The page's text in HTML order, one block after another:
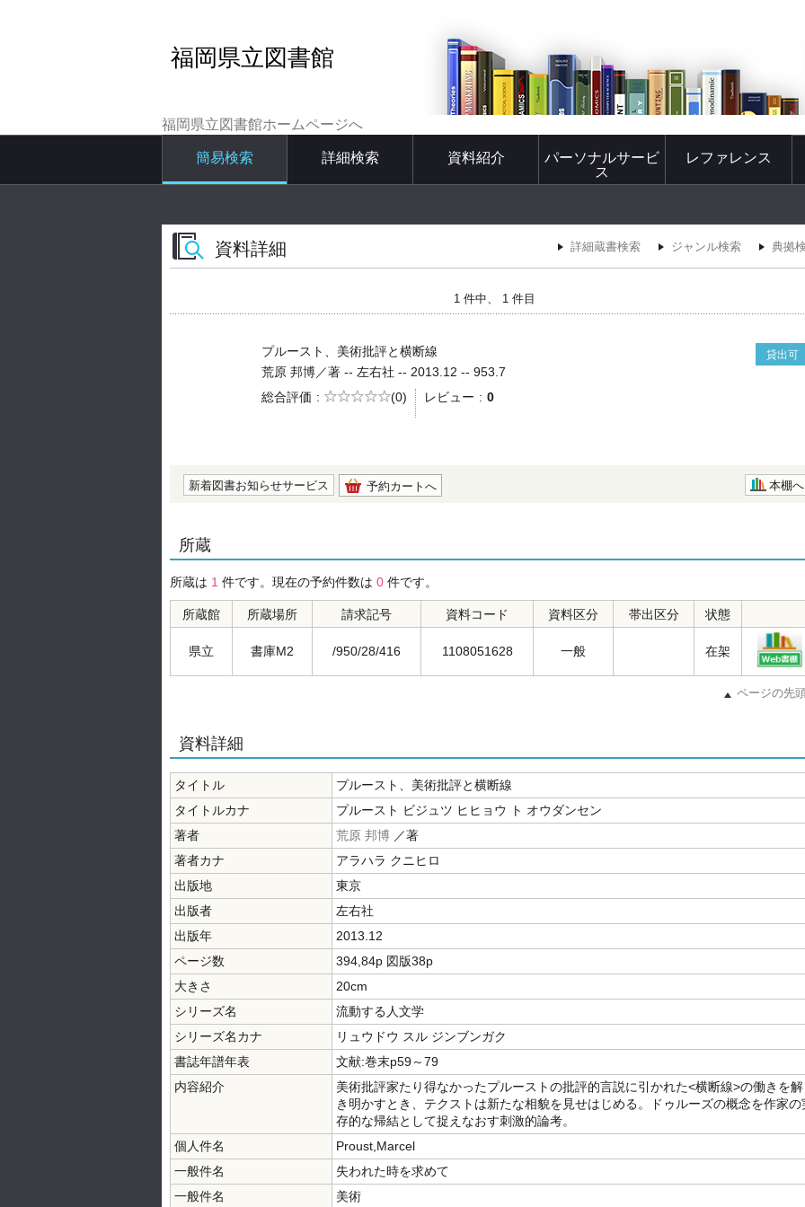
福岡県立図書館
福岡県立図書館ホームページへ
簡易検索 詳細検索 資料紹介
パーソナルサービ
ス
レファレンス
資料詳細 詳細蔵書検索 ジャンル検索 典拠
1 件中、 1 件目
プルースト、美術批評と横断線 貸出可
荒原 邦博／著 -- 左右社 -- 2013.12 -- 953.7
総合評価
5段階評価
(0) レビュー 0
新着図書お知らせサービス 予約カートへ 本棚へ
所蔵
所蔵は 1 件です。現在の予約件数は 0 件です。
所蔵館 所蔵場所 請求記号 資料コード 資料区分 帯出区分 状態
県立 書庫M2 /950/28/416 1108051628 一般 在架
ページの先
資料詳細
タイトル
プルースト、美術批評と横断線
タイトルカナ
プルースト ビジュツ ヒヒョウ ト オウダンセン
著者
荒原 邦博 ／著
著者カナ
アラハラ クニヒロ
出版地
東京
出版者
左右社
出版年
2013.12
ページ数
394,84p 図版38p
大きさ
20cm
シリーズ名
流動する人文学
シリーズ名カナ
リュウドウ スル ジンブンガク
書誌年譜年表
文献:巻末p59～79
内容紹介
美術批評家たり得なかったプルーストの批評的言説に引かれた<横断線>の働きを解
き明かすとき、テクストは新たな相貌を見せはじめる。ドゥルーズの概念を作家の
存的な帰結として捉えなおす刺激的論考。
個人件名
Proust,Marcel
一般件名
失われた時を求めて
一般件名
美術